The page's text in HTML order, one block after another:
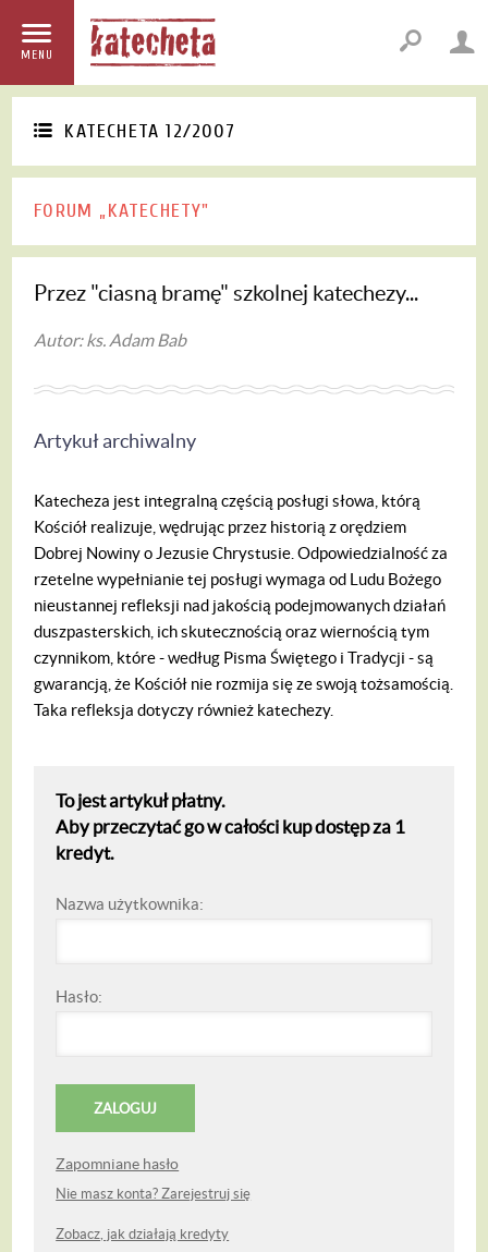
MENU
KATECHETA 12/2007
FORUM „KATECHETY"
Przez "ciasną bramę" szkolnej katechezy...
Autor: ks. Adam Bab
Artykuł archiwalny
Katecheza jest integralną częścią posługi słowa, którą
Kościół realizuje, wędrując przez historią z orędziem
Dobrej Nowiny o Jezusie Chrystusie. Odpowiedzialność za
rzetelne wypełnianie tej posługi wymaga od Ludu Bożego
nieustannej refleksji nad jakością podejmowanych działań
duszpasterskich, ich skutecznością oraz wiernością tym
czynnikom, które - według Pisma Świętego i Tradycji - są
gwarancją, że Kościół nie rozmija się ze swoją tożsamością.
Taka refleksja dotyczy również katechezy.
To jest artykuł płatny.
Aby przeczytać go w całości kup dostęp za 1
kredyt.
Nazwa użytkownika:
Hasło:
Zapomniane hasło
Nie masz konta? Zarejestruj się
Zobacz, jak działają kredyty